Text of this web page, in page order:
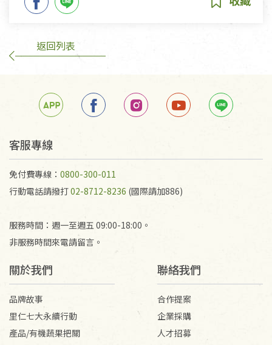
返回列表
客服專線
免付費專線： 0800-300-011
行動電話請撥打02-8712-8236 (國際請加886)
服務時間：週一至週五 09:00-18:00。
非服務時間來電請留言。
關於我們
品牌故事
里仁七大永續行動
產品/有機蔬果把關
聯絡我們
合作提案
企業採購
人才招募